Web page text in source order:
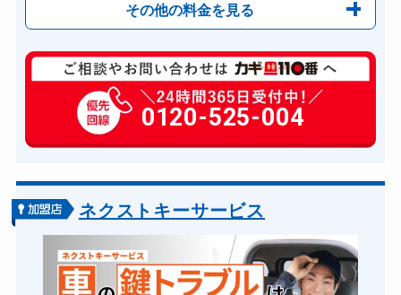
その他の料金を見る
玄関カギ複製 770円(税込)～
玄関カギ修理 6,600円～(税込)
玄関カギ交換 14,300円～(税込)
バイクカギ開け
バイクカギ作成 16,500円～(税込)
スーツケースカギ開け 8,800円～(税込)
0120-525-004
ネクストキーサービス